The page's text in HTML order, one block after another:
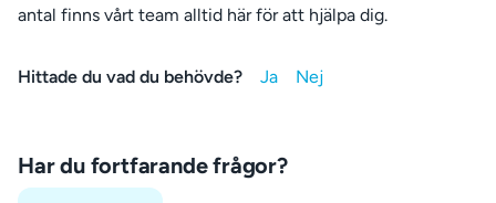
antal finns vårt team alltid här för att hjälpa dig.
Hittade du vad du behövde?
Har du fortfarande frågor?